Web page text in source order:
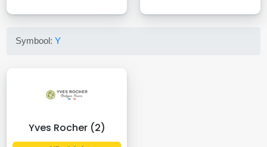
Symbool:Y
Yves Rocher (2)